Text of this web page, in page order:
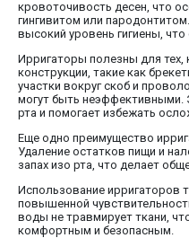
кровоточивость десен, что
гингивитом или
высокий уровень гигиены,
Ирригаторы полезны для тех,
конструкции, такие как
участки вокруг скоб и
могут быть неэффективными.
рта и помогает избежать
Еще одно преимущество
Удаление остатков пищи и
запах изо рта, что делает
Использование ирригаторов
повышенной
воды не травмирует ткани,
комфортным и безопасным.